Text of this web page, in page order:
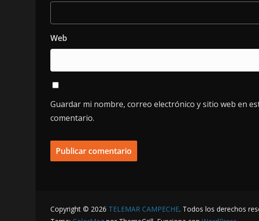
Web
Guardar mi nombre, correo electrónico y sitio web en
comentario.
Copyright © 2026 TELEMAR CAMPECHE. Todos los derechos